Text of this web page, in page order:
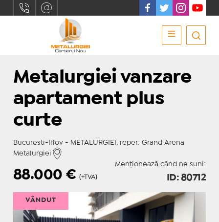
Metalurgiei vanzare
apartament plus
curte
Bucuresti-Ilfov - METALURGIEI, reper: Grand Arena
Metalurgiei
Menționează când ne suni:
88.000€ (+TVA) ID: 80712
VÂNDUT